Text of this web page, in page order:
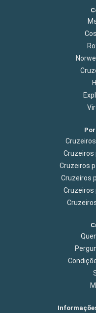
Cruzeiros
Cruzeiros
Cruzeiros
Cruzeiros